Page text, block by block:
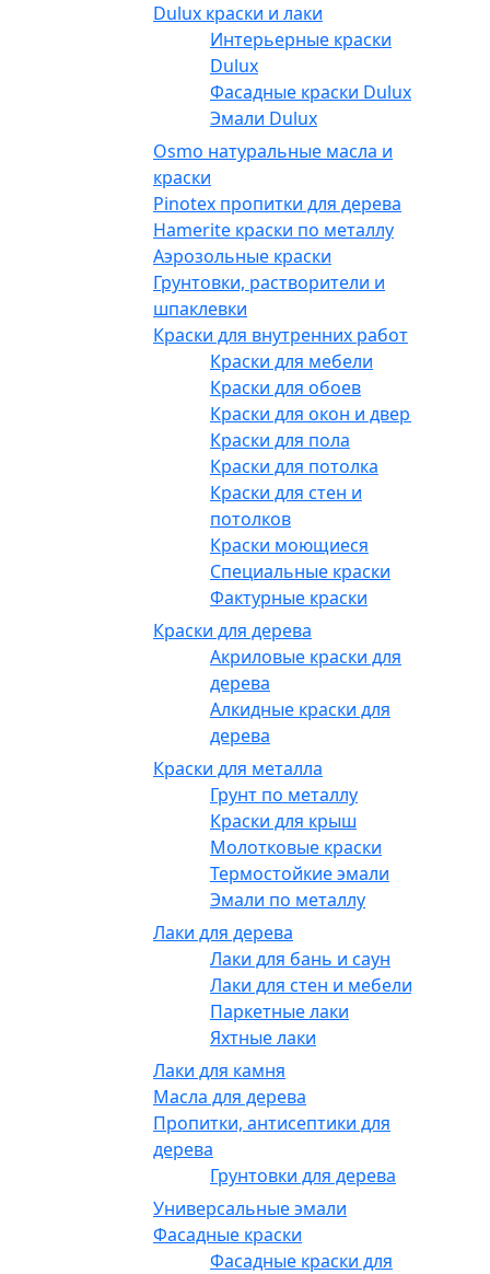
Dulux краски и лаки
Интерьерные краски
Dulux
Фасадные краски Dulux
Эмали Dulux
Osmo натуральные масла и
краски
Pinotex пропитки для дерева
Hamerite краски по металлу
Аэрозольные краски
Грунтовки, растворители и
шпаклевки
Краски для внутренних работ
Краски для мебели
Краски для обоев
Краски для окон и дверей
Краски для пола
Краски для потолка
Краски для стен и
потолков
Краски моющиеся
Специальные краски
Фактурные краски
Краски для дерева
Акриловые краски для
дерева
Алкидные краски для
дерева
Краски для металла
Грунт по металлу
Краски для крыш
Молотковые краски
Термостойкие эмали
Эмали по металлу
Лаки для дерева
Лаки для бань и саун
Лаки для стен и мебели
Паркетные лаки
Яхтные лаки
Лаки для камня
Масла для дерева
Пропитки, антисептики для
дерева
Грунтовки для дерева
Универсальные эмали
Фасадные краски
Фасадные краски для